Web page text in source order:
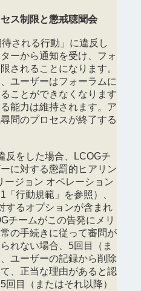
ス制限と懲戒聴聞会
される行動」に違反し
ーから通知を受け、フォ
されることになります。
ユーザーはフォーラムに
ことができなくなります
能力は維持されます。ア
問のプロセスが終了する
反をした場合、LCOGチ
に対する懲罰的ヒアリン
ージョン オペレーション
行動規範」を参照）、
するオプションが含まれ
チームがこの告発にメリ
の手続きに従って審問が
れない場合、5回目（ま
ユーザーの記録から削除
、正当な理由があると認
目（またはそれ以降）